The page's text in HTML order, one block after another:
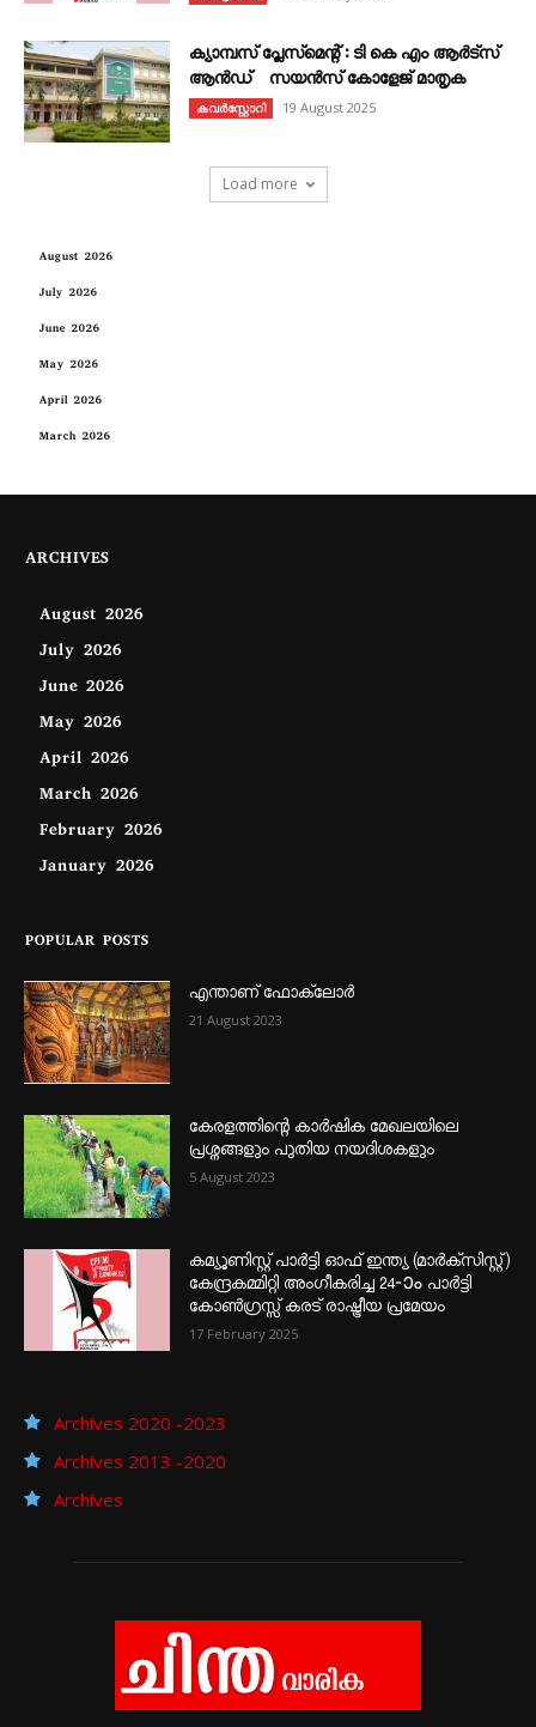
ക്യാമ്പസ് പ്ലേസ്മെന്റ് : ടി കെ എം ആർട്സ്
ആൻഡ് സയൻസ് കോളേജ് മാതൃക
കവര്‍സ്റ്റോറി 19 August 2025
Load more
August 2026
July 2026
June 2026
May 2026
April 2026
March 2026
ARCHIVES
August 2026
July 2026
June 2026
May 2026
April 2026
March 2026
February 2026
January 2026
POPULAR POSTS
എന്താണ്‌ ഫോക്‌ലോർ
21 August 2023
കേരളത്തിന്റെ കാർഷിക മേഖലയിലെ
പ്രശ്നങ്ങളും പുതിയ നയദിശകളും
5 August 2023
കമ്യൂണിസ്റ്റ് പാർട്ടി ഓഫ് ഇന്ത്യ (മാർക്സിസ്റ്റ്)
കേന്ദ്രകമ്മിറ്റി അംഗീകരിച്ച 24‐ാം പാർട്ടി
കോൺഗ്രസ്സ് കരട് രാഷ്ട്രീയ പ്രമേയം
17 February 2025
Archives 2020 -2023
Archives 2013 -2020
Archives